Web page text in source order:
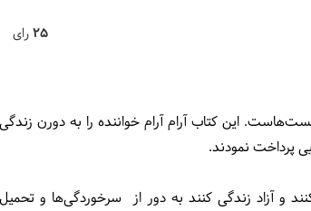
25رای
این کتاب آرام آرام خواننده را به دورن
پرداخت نمودند.
و آزاد زندگی کنند به دور از سرخوردگی‌ها و